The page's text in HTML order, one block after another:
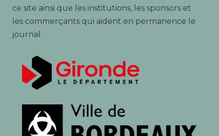
ce site ainsi que les institutions, les sponsors et
les commerçants qui aident en permanence le
journal.